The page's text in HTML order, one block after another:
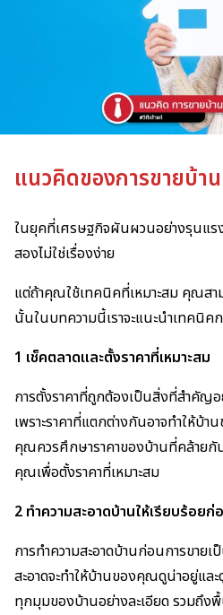
แนวคิดของการขายบ้า
ในยุคที่เศรษฐกิจผันผวนอย่างรุนแร
สองไม่ใช่เรื่องง่าย
แต่ถ้าคุณใช้เทคนิคที่เหมาะสม คุณสา
นั้นในบทความนี้เราจะแนะนำเทคนิค
1 เช็คตลาดและตั้งราคาที่เหมาะสม
การตั้งราคาที่ถูกต้องเป็นสิ่งที่สำคัญ
เพราะราคาที่แตกต่างกันอาจทำให้บ้า
คุณควรศึกษาราคาของบ้านที่คล้ายกั
คุณเพื่อตั้งราคาที่เหมาะสม
2 ทำความสะอาดบ้านให้เรียบร้อยก่
การทำความสะอาดบ้านก่อนการขาย
สะอาดจะทำให้บ้านของคุณดูน่าอยู่แล
ทุกมุมของบ้านอย่างละเอียด รวมถึ